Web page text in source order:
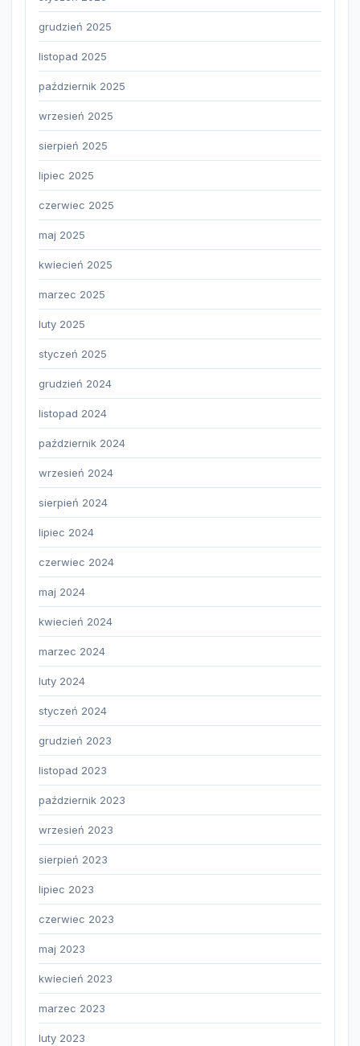
grudzień 2025
listopad 2025
październik 2025
wrzesień 2025
sierpień 2025
lipiec 2025
czerwiec 2025
maj 2025
kwiecień 2025
marzec 2025
luty 2025
styczeń 2025
grudzień 2024
listopad 2024
październik 2024
wrzesień 2024
sierpień 2024
lipiec 2024
czerwiec 2024
maj 2024
kwiecień 2024
marzec 2024
luty 2024
styczeń 2024
grudzień 2023
listopad 2023
październik 2023
wrzesień 2023
sierpień 2023
lipiec 2023
czerwiec 2023
maj 2023
kwiecień 2023
marzec 2023
luty 2023